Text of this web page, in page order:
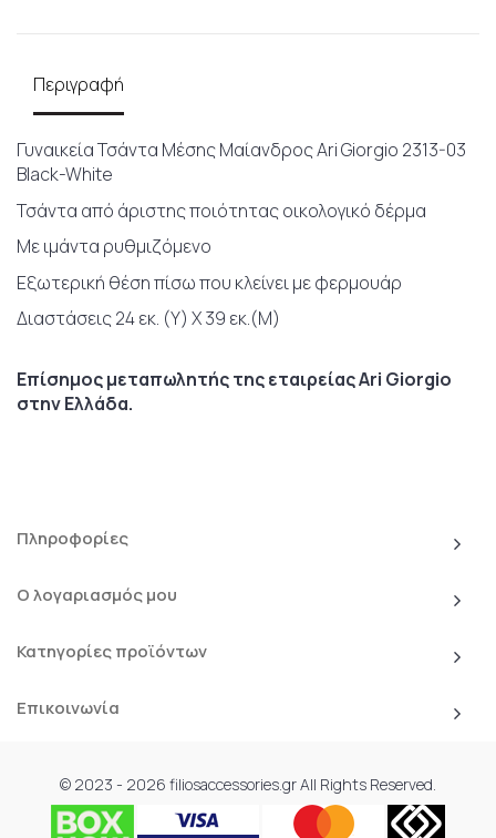
Περιγραφή
Γυναικεία Τσάντα Μέσης Μαίανδρος Ari Giorgio 2313-03
Black-White
Τσάντα από άριστης ποιότητας οικολογικό δέρμα
Με ιμάντα ρυθμιζόμενο
Εξωτερική θέση πίσω που κλείνει με φερμουάρ
Διαστάσεις 24 εκ. (Υ) Χ 39 εκ.(Μ)
Επίσημος μεταπωλητής της εταιρείας Ari Giorgio
στην Ελλάδα.
Πληροφορίες
Ο λογαριασμός μου
Κατηγορίες προϊόντων
Επικοινωνία
© 2023 - 2026 filiosaccessories.gr All Rights Reserved.